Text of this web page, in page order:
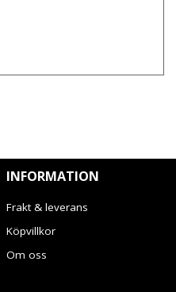
INFORMATION
Frakt & leverans
Köpvillkor
Om oss